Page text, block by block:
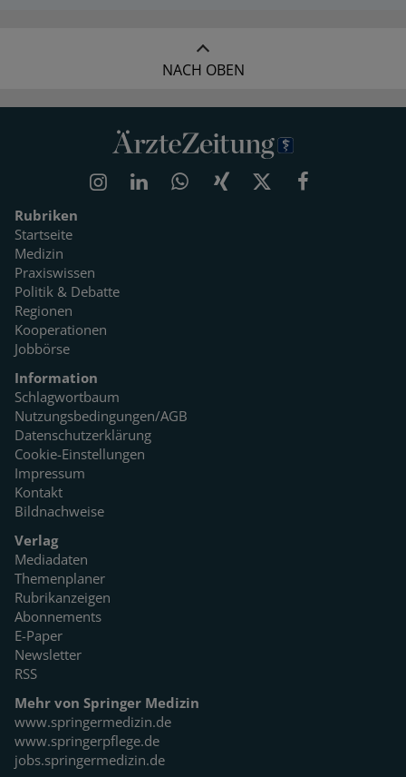
NACH OBEN
Rubriken
Startseite
Medizin
Praxiswissen
Politik & Debatte
Regionen
Kooperationen
Jobbörse
Information
Schlagwortbaum
Nutzungsbedingungen/AGB
Datenschutzerklärung
Cookie-Einstellungen
Impressum
Kontakt
Bildnachweise
Verlag
Mediadaten
Themenplaner
Rubrikanzeigen
Abonnements
E-Paper
Newsletter
RSS
Mehr von Springer Medizin
www.springermedizin.de
www.springerpflege.de
jobs.springermedizin.de